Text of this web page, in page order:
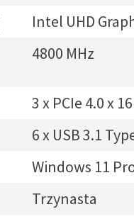
Intel UHD
4800 MHz
3 x PCIe 4.0 x 16
6 x USB 3.1
Windows 11
Trzynasta